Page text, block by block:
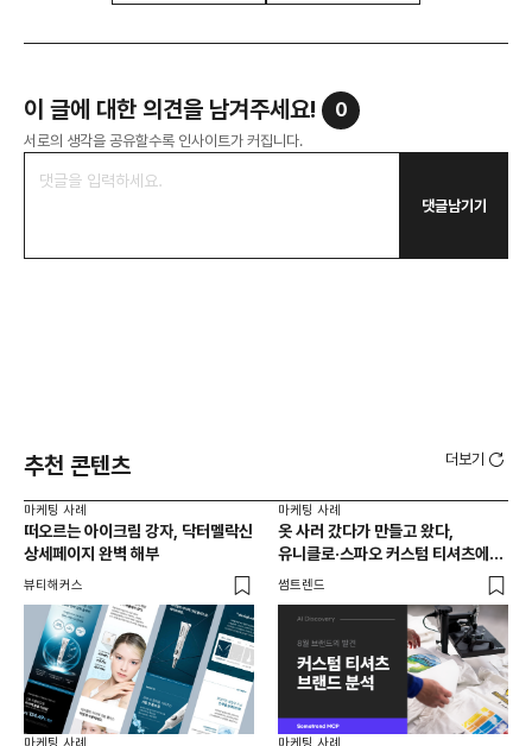
이 글에 대한 의견을 남겨주세요! 0
서로의 생각을 공유할수록 인사이트가 커집니다.
댓글남기기
추천 콘텐츠 더보기
마케팅 사례
떠오르는 아이크림 강자, 닥터멜락신
상세페이지 완벽 해부
뷰티해커스
마케팅 사례
옷 사러 갔다가 만들고 왔다,
유니클로·스파오 커스텀 티셔츠에
사람들이 줄 서는 진짜 이유는?
썸트렌드
마케팅 사례 마케팅 사례